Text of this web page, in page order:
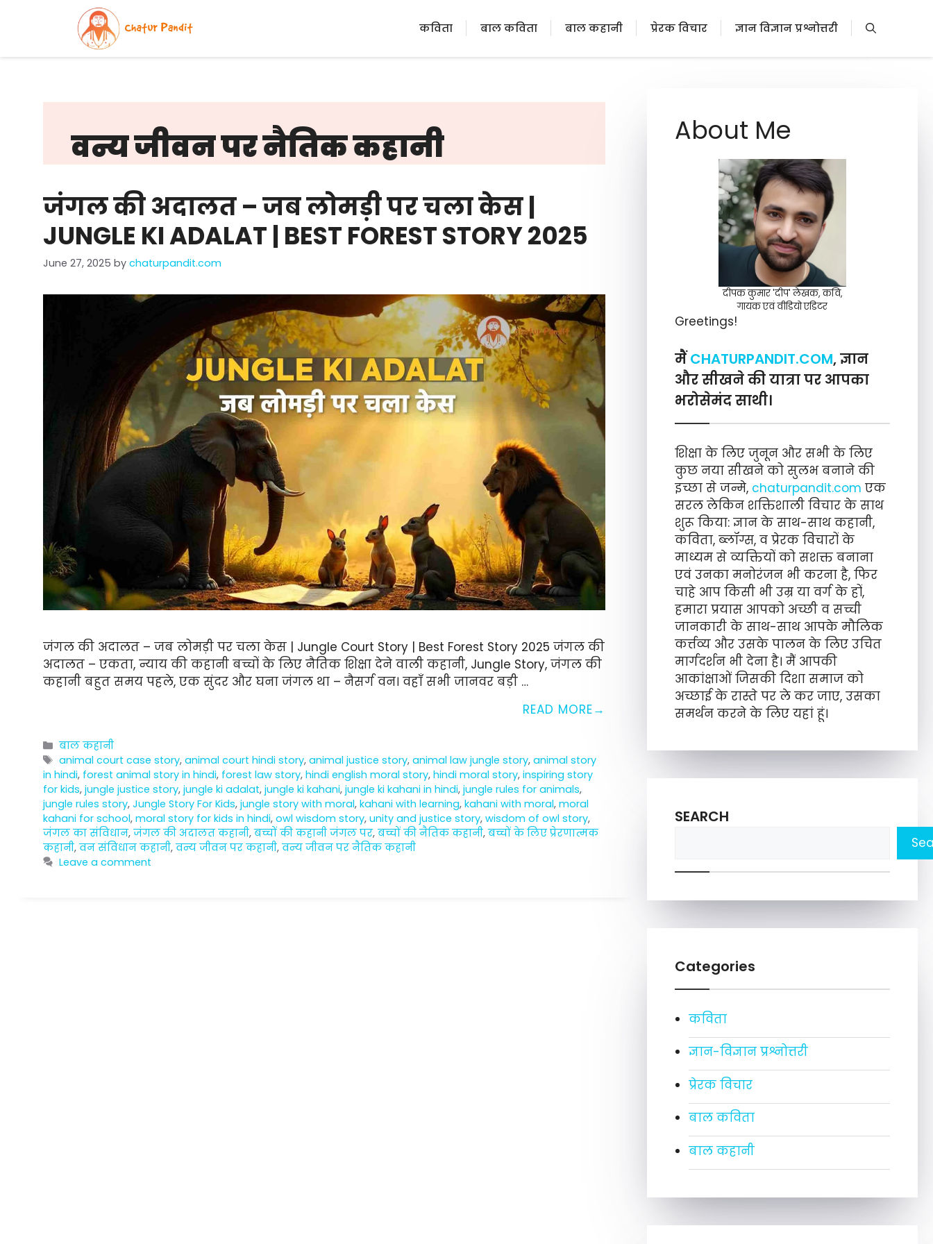
कविता बाल कविता बाल कहानी प्रेरक विचार ज्ञान विज्ञान प्रश्नोत्तरी
वन्य जीवन पर नैतिक कहानी
जंगल की अदालत – जब लोमड़ी पर चला केस |
JUNGLE KI ADALAT | BEST FOREST STORY 2025
June 27, 2025 by chaturpandit.com
जंगल की अदालत – जब लोमड़ी पर चला केस | Jungle Court Story | Best Forest Story 2025 जंगल की
अदालत – एकता, न्याय की कहानी बच्चों के लिए नैतिक शिक्षा देने वाली कहानी, Jungle Story, जंगल की
कहानी बहुत समय पहले, एक सुंदर और घना जंगल था – नैसर्ग वन। वहाँ सभी जानवर बड़ी …
READ MORE
Categories
बाल कहानी
Tags
animal court case story,animal court hindi story,animal justice story,animal law jungle story,animal story
in hindi, forest animal story in hindi, forest law story, hindi english moral story, hindi moral story, inspiring story
for kids, jungle justice story, jungle ki adalat, jungle ki kahani, jungle ki kahani in hindi, jungle rules for animals,
jungle rules story, Jungle Story For Kids, jungle story with moral, kahani with learning, kahani with moral, moral
kahani for school, moral story for kids in hindi, owl wisdom story, unity and justice story, wisdom of owl story,
जंगल का संविधान, जंगल की अदालत कहानी, बच्चों की कहानी जंगल पर, बच्चों की नैतिक कहानी, बच्चों के लिए प्रेरणात्मक
कहानी, वन संविधान कहानी, वन्य जीवन पर कहानी, वन्य जीवन पर नैतिक कहानी
Leave a comment
About Me
दीपक कुमार 'दीप' लेखक, कवि,
गायक एवं वीडियो एडिटर
Greetings!
मैं CHATURPANDIT.COM, ज्ञान
और सीखने की यात्रा पर आपका
भरोसेमंद साथी।
शिक्षा के लिए जुनून और सभी के लिए
कुछ नया सीखने को सुलभ बनाने की
इच्छा से जन्मे, chaturpandit.com एक
सरल लेकिन शक्तिशाली विचार के साथ
शुरू किया: ज्ञान के साथ-साथ कहानी,
कविता, ब्लॉग्स, व प्रेरक विचारों के
माध्यम से व्यक्तियों को सशक्त बनाना
एवं उनका मनोरंजन भी करना है, फिर
चाहे आप किसी भी उम्र या वर्ग के हों,
हमारा प्रयास आपको अच्छी व सच्ची
जानकारी के साथ-साथ आपके मौलिक
कर्त्तव्य और उसके पालन के लिए उचित
मार्गदर्शन भी देना है। मैं आपकी
आकांक्षाओं जिसकी दिशा समाज को
अच्छाई के रास्ते पर ले कर जाए, उसका
समर्थन करने के लिए यहां हूं।
SEARCH
Categories
कविता
ज्ञान-विज्ञान प्रश्नोत्तरी
प्रेरक विचार
बाल कविता
बाल कहानी